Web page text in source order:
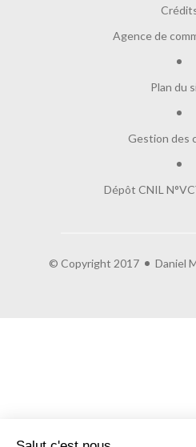
Agence de
Plan du
Gestion des
Dépôt CNIL
© Copyright 2017 Daniel